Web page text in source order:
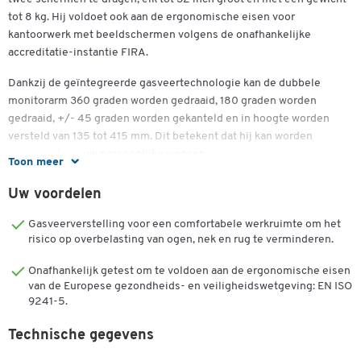
Toon meer
tot 8 kg. Hij voldoet ook aan de ergonomische eisen voor
kantoorwerk met beeldschermen volgens de onafhankelijke
accreditatie-instantie FIRA.
Dankzij de geïntegreerde gasveertechnologie kan de dubbele
monitorarm 360 graden worden gedraaid, 180 graden worden
gedraaid, +/- 45 graden worden gekanteld en in hoogte worden
versteld van 135 tot 415 mm. Dit betekent dat hij kan worden
De functies omvatten ook geïntegreerd kabelbeheer en twee USB-
Je kunt een bureauklem gebruiken om de arm stevig aan het
arm bevestigd met behulp van de VESA standaarden van 75 x 75
mm en 100 x 100 mm.
verschillende kleuren. De totale afmetingen zijn B 949,3 x D 114,3 x
Uw voordelen
Gasveerverstelling voor een comfortabele werkruimte om het
risico op overbelasting van ogen, nek en rug te verminderen.
Onafhankelijk getest om te voldoen aan de ergonomische eisen
van de Europese gezondheids- en veiligheidswetgeving: EN ISO
9241-5.
Technische gegevens
Dubbelklik om in te zoomen